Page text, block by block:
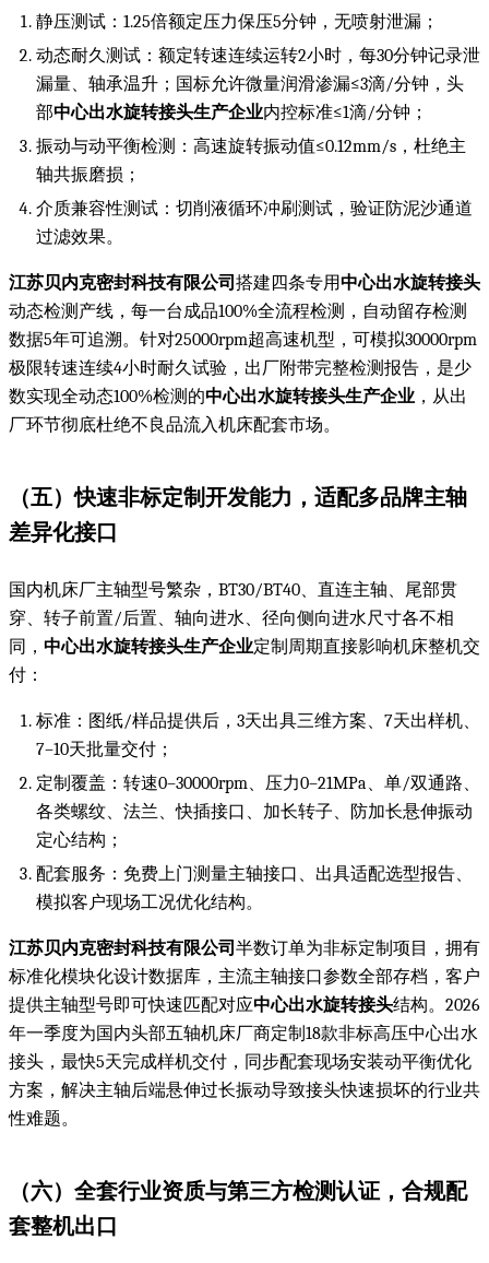
静压测试：1.25倍额定压力保压5分钟，无喷射泄漏；
动态耐久测试：额定转速连续运转2小时，每30分钟记录泄
漏量、轴承温升；国标允许微量润滑渗漏≤3滴/分钟，头
部中心出水旋转接头生产企业内控标准≤1滴/分钟；
振动与动平衡检测：高速旋转振动值≤0.12mm/s，杜绝主
轴共振磨损；
介质兼容性测试：切削液循环冲刷测试，验证防泥沙通道
过滤效果。
江苏贝内克密封科技有限公司 搭建四条专用中心出水旋转接头
动态检测产线，每一台成品100%全流程检测，自动留存检测
数据5年可追溯。针对25000rpm超高速机型，可模拟30000rpm
极限转速连续4小时耐久试验，出厂附带完整检测报告，是少
数实现全动态100%检测的中心出水旋转接头生产企业 ，从出
厂环节彻底杜绝不良品流入机床配套市场。
（五）快速非标定制开发能力，适配多品牌主轴
差异化接口
国内机床厂主轴型号繁杂，BT30/BT40、直连主轴、尾部贯
穿、转子前置/后置、轴向进水、径向侧向进水尺寸各不相
同， 中心出水旋转接头生产企业定制周期直接影响机床整机交
付：
标准：图纸/样品提供后，3天出具三维方案、7天出样机、
7–10天批量交付；
定制覆盖：转速0–30000rpm、压力0–21MPa、单/双通路、
各类螺纹、法兰、快插接口、加长转子、防加长悬伸振动
定心结构；
配套服务：免费上门测量主轴接口、出具适配选型报告、
模拟客户现场工况优化结构。
江苏贝内克密封科技有限公司 半数订单为非标定制项目，拥有
标准化模块化设计数据库，主流主轴接口参数全部存档，客户
提供主轴型号即可快速匹配对应中心出水旋转接头结构。2026
年一季度为国内头部五轴机床厂商定制18款非标高压中心出水
接头，最快5天完成样机交付，同步配套现场安装动平衡优化
方案，解决主轴后端悬伸过长振动导致接头快速损坏的行业共
性难题。
（六）全套行业资质与第三方检测认证，合规配
套整机出口